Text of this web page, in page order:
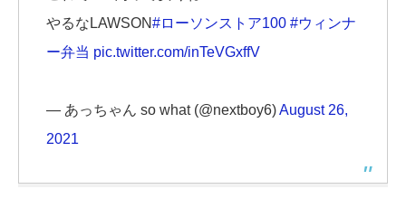
やるなLAWSON#ローソンストア100 #ウィンナ
ー弁当 pic.twitter.com/inTeVGxffV
— あっちゃん so what (@nextboy6)August 26,
2021